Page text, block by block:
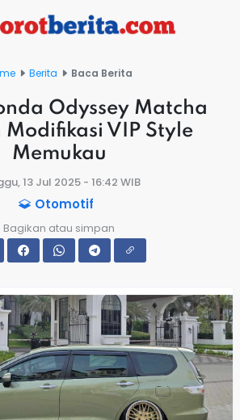
Berita Baca Berita
Odyssey Matcha
Modifikasi VIP Style
Memukau
13 Jul 2025 - 16:42 WIB
Otomotif
Bagikan atau simpan